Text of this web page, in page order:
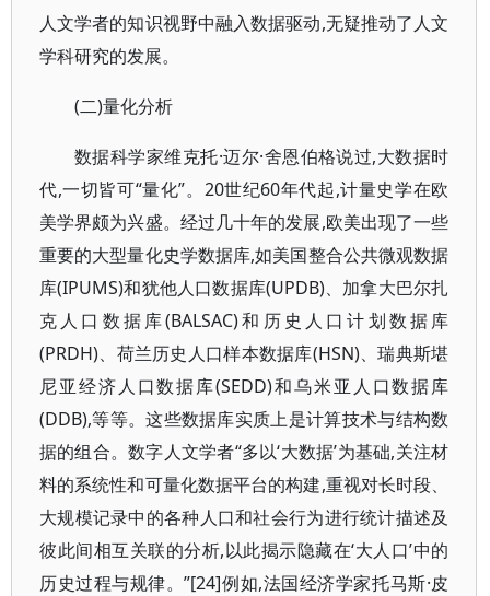
人文学者的知识视野中融入数据驱动,无疑推动了人文
学科研究的发展。
(二)量化分析
数据科学家维克托·迈尔·舍恩伯格说过,大数据时
代,一切皆可“量化”。20世纪60年代起,计量史学在欧
美学界颇为兴盛。经过几十年的发展,欧美出现了一些
重要的大型量化史学数据库,如美国整合公共微观数据
库(IPUMS)和犹他人口数据库(UPDB)、加拿大巴尔扎
克人口数据库(BALSAC)和历史人口计划数据库
(PRDH)、荷兰历史人口样本数据库(HSN)、瑞典斯堪
尼亚经济人口数据库(SEDD)和乌米亚人口数据库
(DDB),等等。这些数据库实质上是计算技术与结构数
据的组合。数字人文学者“多以‘大数据’为基础,关注材
料的系统性和可量化数据平台的构建,重视对长时段、
大规模记录中的各种人口和社会行为进行统计描述及
彼此间相互关联的分析,以此揭示隐藏在‘大人口’中的
历史过程与规律。”[24]例如,法国经济学家托马斯·皮